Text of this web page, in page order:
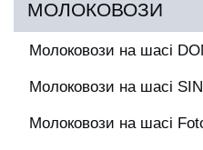
МОЛОКОВОЗИ
Молоковози на шасі
Молоковози на шасі
Молоковози на шасі